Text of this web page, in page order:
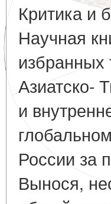
Критика
Научная
Азиатско-
и
России за
Вынося,